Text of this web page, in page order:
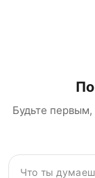
Будьте